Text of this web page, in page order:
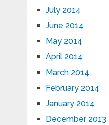
July 2014
June 2014
May 2014
April 2014
March 2014
February 2014
January 2014
December 2013